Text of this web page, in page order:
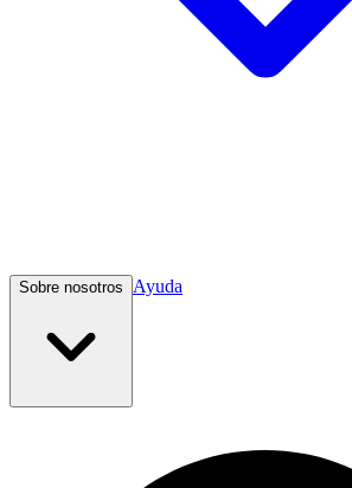
Sobre nosotros Ayuda